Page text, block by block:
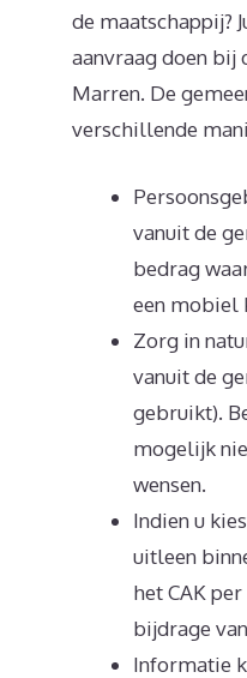
de maatschappij?
aanvraag doen bij
Marren. De
verschillende
vanuit de
bedrag
een mobiel
Zorg in
vanuit de
gebruikt).
mogelijk
wensen.
Indien u
uitleen
het CAK
bijdrage
Informatie